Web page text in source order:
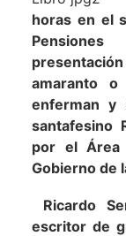
horas en el
amaranto
enferman y
santafesino
por el Área
Gobierno de
Ricardo
escritor de